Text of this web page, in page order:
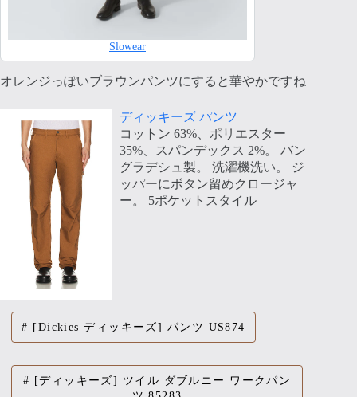
Slowear
オレンジっぽいブラウンパンツにすると華やかですね
ディッキーズ パンツ
コットン 63%、ポリエスター
35%、スパンデックス 2%。 バン
グラデシュ製。 洗濯機洗い。 ジ
ッパーにボタン留めクロージャ
ー。 5ポケットスタイル
[Dickies ディッキーズ] パンツ US874
[ディッキーズ] ツイル ダブルニー ワークパン